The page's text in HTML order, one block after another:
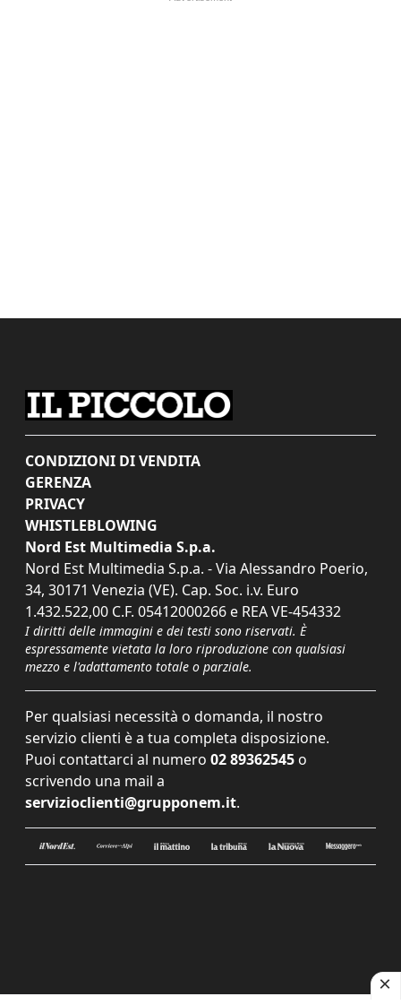
CONDIZIONI DI VENDITA
GERENZA
PRIVACY
WHISTLEBLOWING
Nord Est Multimedia S.p.a.
Nord Est Multimedia S.p.a. - Via Alessandro Poerio,
34, 30171 Venezia (VE). Cap. Soc. i.v. Euro
1.432.522,00 C.F. 05412000266 e REA VE-454332
I diritti delle immagini e dei testi sono riservati. È
espressamente vietata la loro riproduzione con qualsiasi
mezzo e l'adattamento totale o parziale.
Per qualsiasi necessità o domanda, il nostro
servizio clienti è a tua completa disposizione.
Puoi contattarci al numero 02 89362545 o
scrivendo una mail a
servizioclienti@grupponem.it.